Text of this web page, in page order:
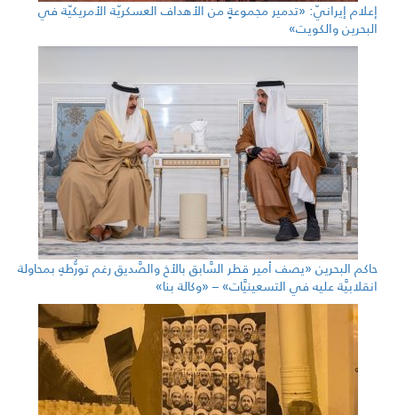
إعلام إيرانيّ: «تدمير مجموعةٍ من الأهداف العسكريّة الأمريكيّة في
البحرين والكويت»
حاكم البحرين «يصف أمير قطر السَّابق بالأخ والصَّديق رغم تورُّطهِ بمحاولة
انقلابيَّة عليه في التسعينيَّات» – «وكالة بنا»